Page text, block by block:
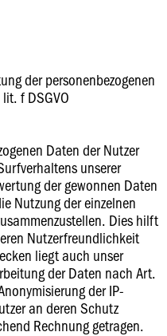
der personenbezogenen
f DSGVO
Daten der Nutzer
unserer
der gewonnen Daten
Nutzung der einzelnen
Dies hilft
Nutzerfreundlichkeit
liegt auch unser
der Daten nach Art.
der IP-
an deren Schutz
Rechnung getragen.